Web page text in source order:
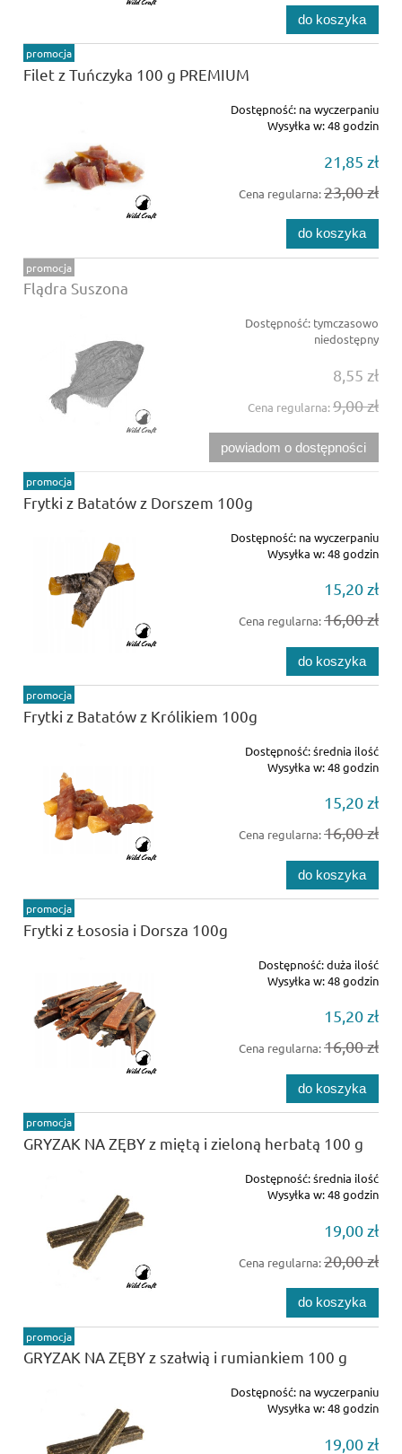
do koszyka
Filet z Tuńczyka 100 g PREMIUM
Dostępność: na wyczerpaniu
Wysyłka w:48 godzin
21,85 zł
Cena regularna:23,00 zł
do koszyka
promocja
Flądra Suszona
Dostępność: tymczasowo
niedostępny
8,55 zł
Cena regularna:9,00 zł
powiadom o dostępności
promocja
Frytki z Batatów z Dorszem 100g
Dostępność: na wyczerpaniu
Wysyłka w:48 godzin
15,20 zł
Cena regularna:16,00 zł
do koszyka
promocja
Frytki z Batatów z Królikiem 100g
Dostępność:średnia ilość
Wysyłka w:48 godzin
15,20 zł
Cena regularna:16,00 zł
do koszyka
promocja
Frytki z Łososia i Dorsza 100g
Dostępność:duża ilość
Wysyłka w:48 godzin
15,20 zł
Cena regularna:16,00 zł
do koszyka
promocja
GRYZAK NA ZĘBY z miętą i zieloną herbatą 100 g
Dostępność:średnia ilość
Wysyłka w:48 godzin
19,00 zł
Cena regularna:20,00 zł
do koszyka
promocja
GRYZAK NA ZĘBY z szałwią i rumiankiem 100 g
Dostępność: na wyczerpaniu
Wysyłka w:48 godzin
19,00 zł
promocja